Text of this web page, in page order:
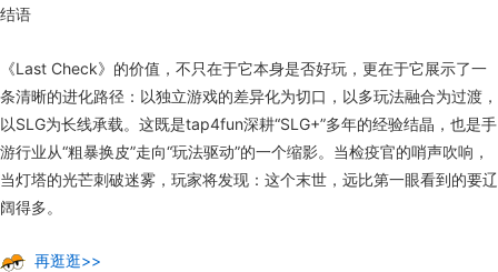
结语
《Last Check》的价值，不只在于它本身是否好玩，更在于它展示了一
条清晰的进化路径：以独立游戏的差异化为切口，以多玩法融合为过渡，
以SLG为长线承载。这既是tap4fun深耕“SLG+”多年的经验结晶，也是手
游行业从“粗暴换皮”走向“玩法驱动”的一个缩影。当检疫官的哨声吹响，
当灯塔的光芒刺破迷雾，玩家将发现：这个末世，远比第一眼看到的要辽
阔得多。
再逛逛>>